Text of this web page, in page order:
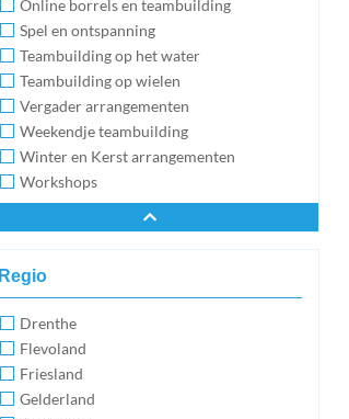
Online borrels en teambuilding
Spel en ontspanning
Teambuilding op het water
Teambuilding op wielen
Vergader arrangementen
Weekendje teambuilding
Winter en Kerst arrangementen
Workshops
Regio
Drenthe
Flevoland
Friesland
Gelderland